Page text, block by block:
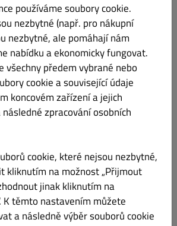
80ml Kč 35.00
omáčka 100ml Kč 55.00
používáme soubory cookie.
nezbytné (např. pro nákupní
nezbytné, ale pomáhají nám
nabídku a ekonomicky fungovat.
všechny předem vybrané nebo
cookie a související údaje
koncovém zařízení a jejich
zpracování osobních
cookie, které nejsou nezbytné,
kliknutím na možnost „Přijmout
jinak kliknutím na
K těmto nastavením můžete
a následně výběr souborů cookie